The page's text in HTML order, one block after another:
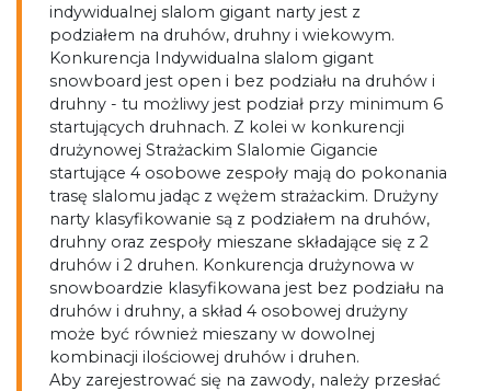
indywidualnej slalom gigant narty jest z
podziałem na druhów, druhny i wiekowym.
Konkurencja Indywidualna slalom gigant
snowboard jest open i bez podziału na druhów i
druhny - tu możliwy jest podział przy minimum 6
startujących druhnach. Z kolei w konkurencji
drużynowej Strażackim Slalomie Gigancie
startujące 4 osobowe zespoły mają do pokonania
trasę slalomu jadąc z wężem strażackim. Drużyny
narty klasyfikowanie są z podziałem na druhów,
druhny oraz zespoły mieszane składające się z 2
druhów i 2 druhen. Konkurencja drużynowa w
snowboardzie klasyfikowana jest bez podziału na
druhów i druhny, a skład 4 osobowej drużyny
może być również mieszany w dowolnej
kombinacji ilościowej druhów i druhen.
Aby zarejestrować się na zawody, należy przesłać